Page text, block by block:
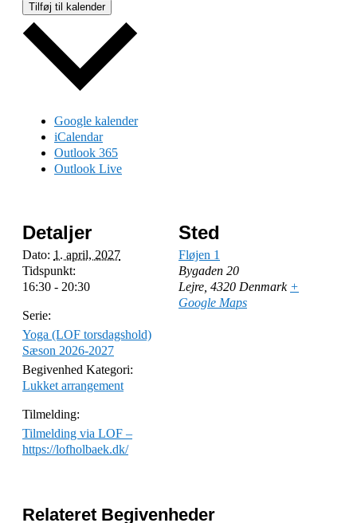
Tilføj til kalender
Google kalender
iCalendar
Outlook 365
Outlook Live
Detaljer
Dato: 1. april, 2027
Tidspunkt:
16:30 - 20:30
Serie:
Yoga (LOF torsdagshold)
Sæson 2026-2027
Begivenhed Kategori:
Lukket arrangement
Tilmelding:
Tilmelding via LOF –
https://lofholbaek.dk/
Sted
Fløjen 1
Bygaden 20
Lejre 4320 Denmark +
Google Maps
Relateret Begivenheder